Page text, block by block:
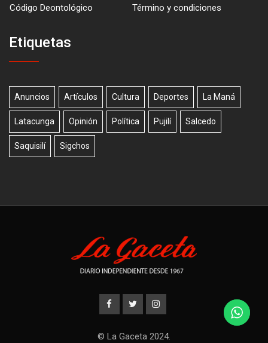
Código Deontológico
Término y condiciones
Etiquetas
Anuncios Artículos Cultura Deportes La Maná
Latacunga Opinión Política Pujilí Salcedo
Saquisilí Sigchos
© La Gaceta 2024.